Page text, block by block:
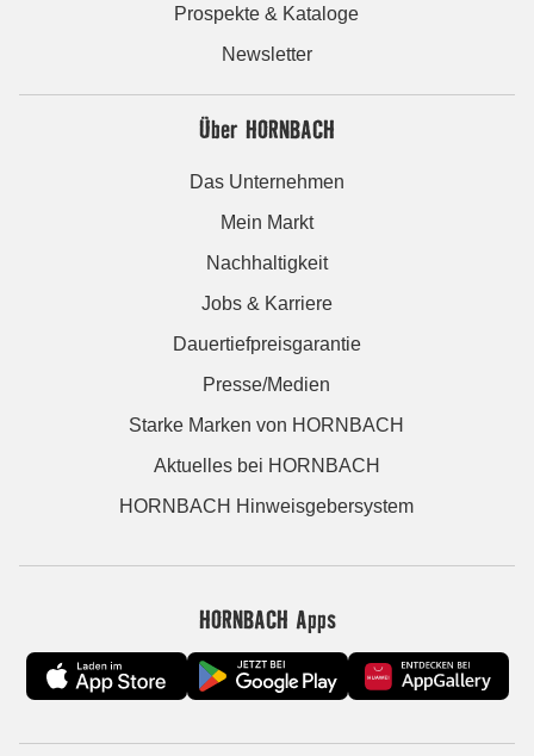
Prospekte & Kataloge
Newsletter
Über HORNBACH
Das Unternehmen
Mein Markt
Nachhaltigkeit
Jobs & Karriere
Dauertiefpreisgarantie
Presse/Medien
Starke Marken von HORNBACH
Aktuelles bei HORNBACH
HORNBACH Hinweisgebersystem
HORNBACH Apps